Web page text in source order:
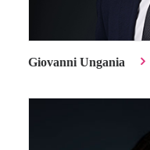
Giovanni Ungania